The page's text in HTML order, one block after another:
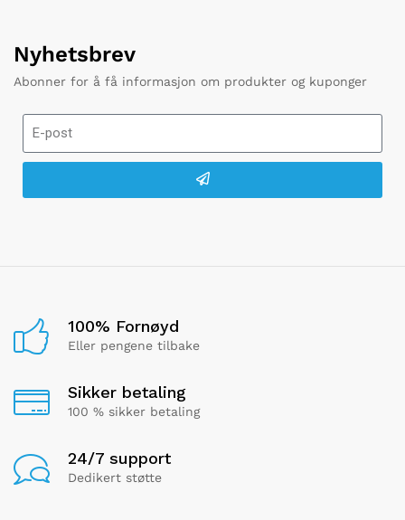
Nyhetsbrev
Abonner for å få informasjon om produkter og kuponger
100% Fornøyd
Eller pengene tilbake
Sikker betaling
100 % sikker betaling
24/7 support
Dedikert støtte